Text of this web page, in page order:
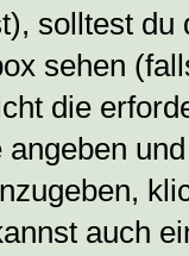
solltest du
sehen
die
auch